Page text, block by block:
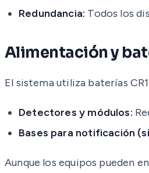
Redundancia: Todos los
Alimentación y
El sistema utiliza baterías
Detectores y módulos:
Bases para notificación
Aunque los equipos pueden